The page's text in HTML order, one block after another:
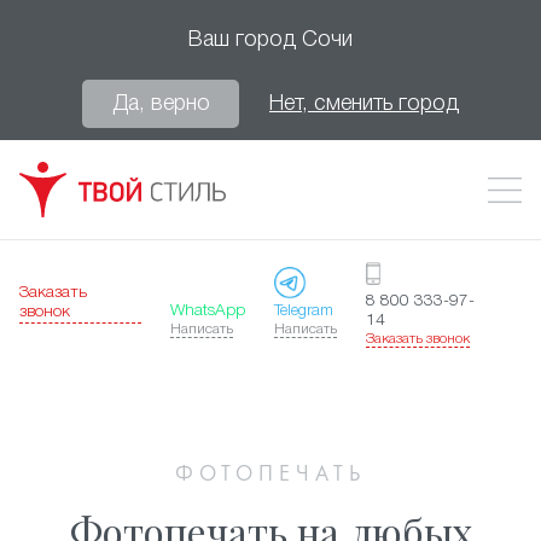
Ваш город Сочи
Да, верно Нет, сменить город
Заказать
звонок
WhatsApp
Написать
Telegram
Написать
8 800 333-97-
14
Заказать звонок
ФОТОПЕЧАТЬ